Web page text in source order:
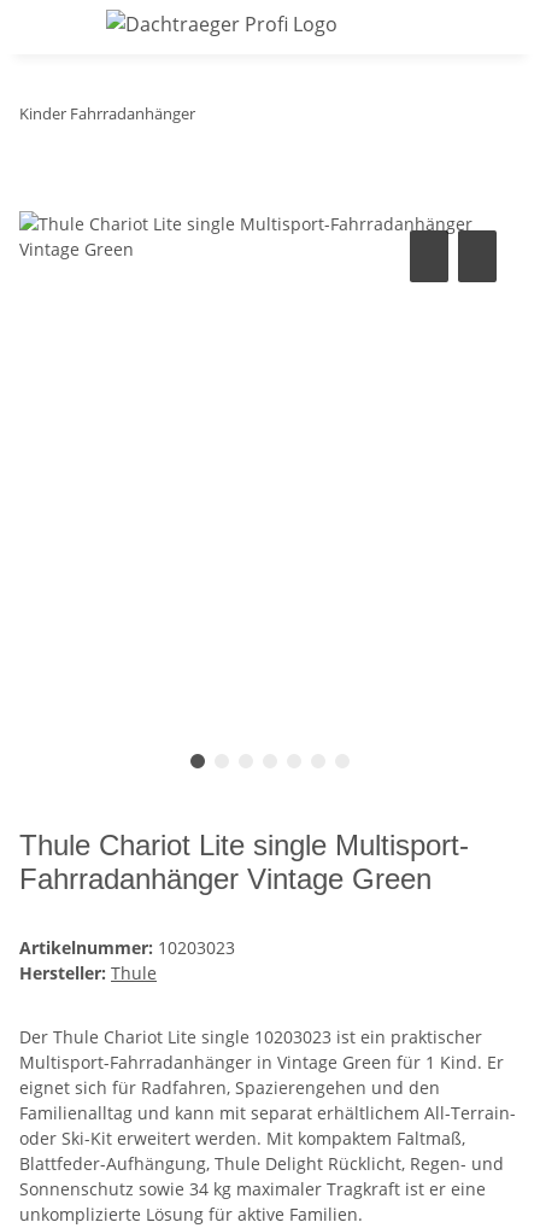
Kinder Fahrradanhänger
Thule Chariot Lite single Multisport-
Fahrradanhänger Vintage Green
Artikelnummer: 10203023
Hersteller: Thule
Der Thule Chariot Lite single 10203023 ist ein praktischer
Multisport-Fahrradanhänger in Vintage Green für 1 Kind. Er
eignet sich für Radfahren, Spazierengehen und den
Familienalltag und kann mit separat erhältlichem All-Terrain-
oder Ski-Kit erweitert werden. Mit kompaktem Faltmaß,
Blattfeder-Aufhängung, Thule Delight Rücklicht, Regen- und
Sonnenschutz sowie 34 kg maximaler Tragkraft ist er eine
unkomplizierte Lösung für aktive Familien.